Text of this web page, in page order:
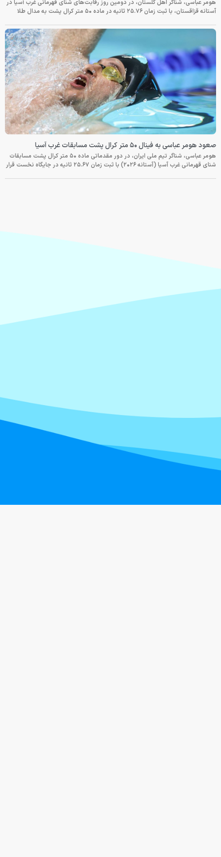
هومر عباسی، شناگر اهل گلستان، در دومین روز رقابت‌های شنای قهرمانی غرب آسیا در
آستانه قزاقستان، با ثبت زمان ۲۵.۷۶ ثانیه در ماده ۵۰ متر کرال پشت به مدال طلا
صعود هومر عباسی به فینال ۵۰ متر کرال پشت مسابقات غرب آسیا
هومر عباسی، شناگر تیم ملی ایران، در دور مقدماتی ماده ۵۰ متر کرال پشت مسابقات
شنای قهرمانی غرب آسیا (آستانه ۲۰۲۶) با ثبت زمان ۲۵.۶۷ ثانیه در جایگاه نخست قرار